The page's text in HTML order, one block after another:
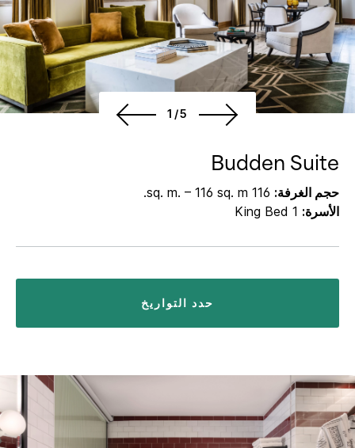
1/5
Budden Suite
حجم الغرفة: 116 sq. m. – 116 sq. m.
الأسرة: 1 King Bed
حدد التواريخ